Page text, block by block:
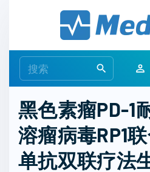
e
r
c
h
f
黑色素瘤PD-1
溶瘤病毒RP1
单抗双联疗法